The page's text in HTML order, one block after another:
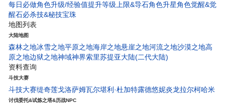
每日必做角色升级/经验值提升等级上限&导石角色升星角色觉醒&觉
醒石必杀技&秘技宝珠
地图列表
大陆地图
森林之地冰雪之地平原之地海岸之地悬崖之地河流之地沙漠之地高
原之地边狱之地神域神界索里苏提亚大陆(二代大陆)
资料查询
斗技大赛
斗技大赛缇奇莲戈洛萨姆瓦尔堪利·杜加特露德悠妮炎龙拉尔柯哈米
讨伐委托&试炼之塔&历战NPC